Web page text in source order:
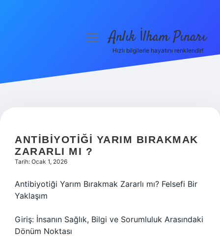
Hakkımızda
menüyüAnlık İlham Pınarı
Hızlı bilgilerle hayatını renklendir!
ANTIBIYOTIĞI YARIM BIRAKMAK
ZARARLI MI ?
Tarih: Ocak 1, 2026
Antibiyotiği Yarım Bırakmak Zararlı mı? Felsefi Bir
Yaklaşım
Giriş: İnsanın Sağlık, Bilgi ve Sorumluluk Arasındaki
Dönüm Noktası